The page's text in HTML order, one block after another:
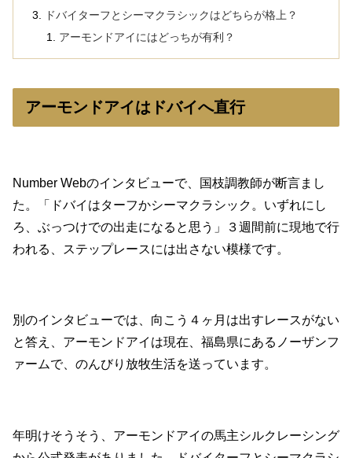
ドバイターフとシーマクラシックはどちらが格上？
アーモンドアイにはどっちが有利？
アーモンドアイはドバイへ直行
Number Webのインタビューで、国枝調教師が断言まし
た。「ドバイはターフかシーマクラシック。いずれにし
ろ、ぶっつけでの出走になると思う」３週間前に現地で行
われる、ステップレースには出さない模様です。
別のインタビューでは、向こう４ヶ月は出すレースがない
と答え、アーモンドアイは現在、福島県にあるノーザンフ
ァームで、のんびり放牧生活を送っています。
年明けそうそう、アーモンドアイの馬主シルクレーシング